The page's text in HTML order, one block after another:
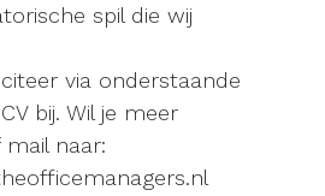
spil die wij
via onderstaande
bij. Wil je meer
naar: